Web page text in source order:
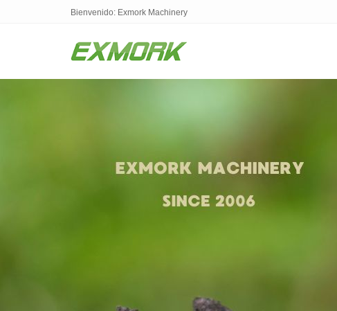
Bienvenido: Exmork Machinery